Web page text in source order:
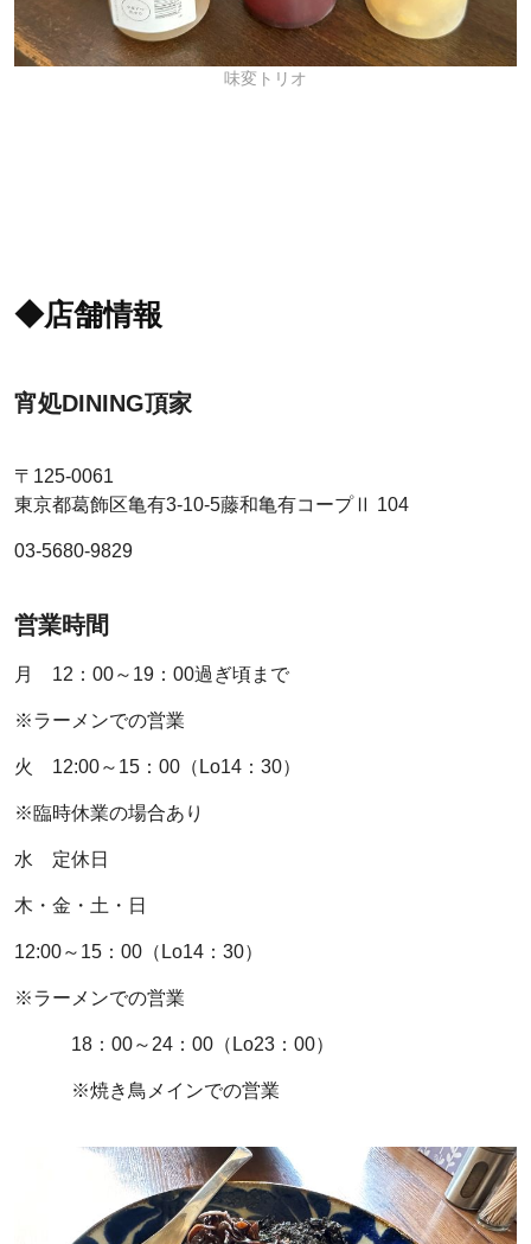
味変トリオ
◆店舗情報
宵処DINING頂家
〒125-0061
東京都葛飾区亀有3-10-5藤和亀有コープⅡ 104
03-5680-9829
営業時間
月 12：00～19：00過ぎ頃まで
※ラーメンでの営業
火 12:00～15：00（Lo14：30）
※臨時休業の場合あり
水 定休日
木・金・土・日
12:00～15：00（Lo14：30）
※ラーメンでの営業
18：00～24：00（Lo23：00）
※焼き鳥メインでの営業